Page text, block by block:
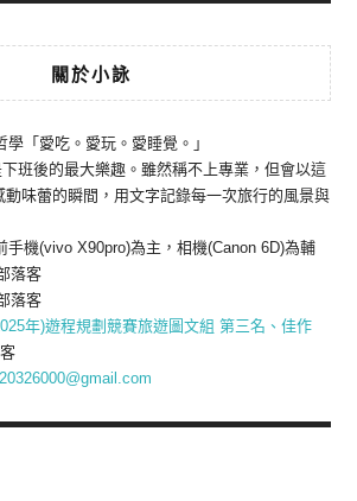
關於小詠
「愛吃。愛玩。愛睡覺。」
班後的最大樂趣。雖然稱不上專業，但會以這
動味蕾的瞬間，用文字記錄每一次旅行的風景與
機(vivo X90pro)為主，相機(Canon 6D)為輔
落客
落客
年)遊程規劃競賽旅遊圖文組 第三名、佳作